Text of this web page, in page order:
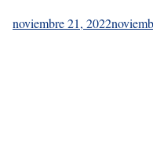
noviembre 21, 2022